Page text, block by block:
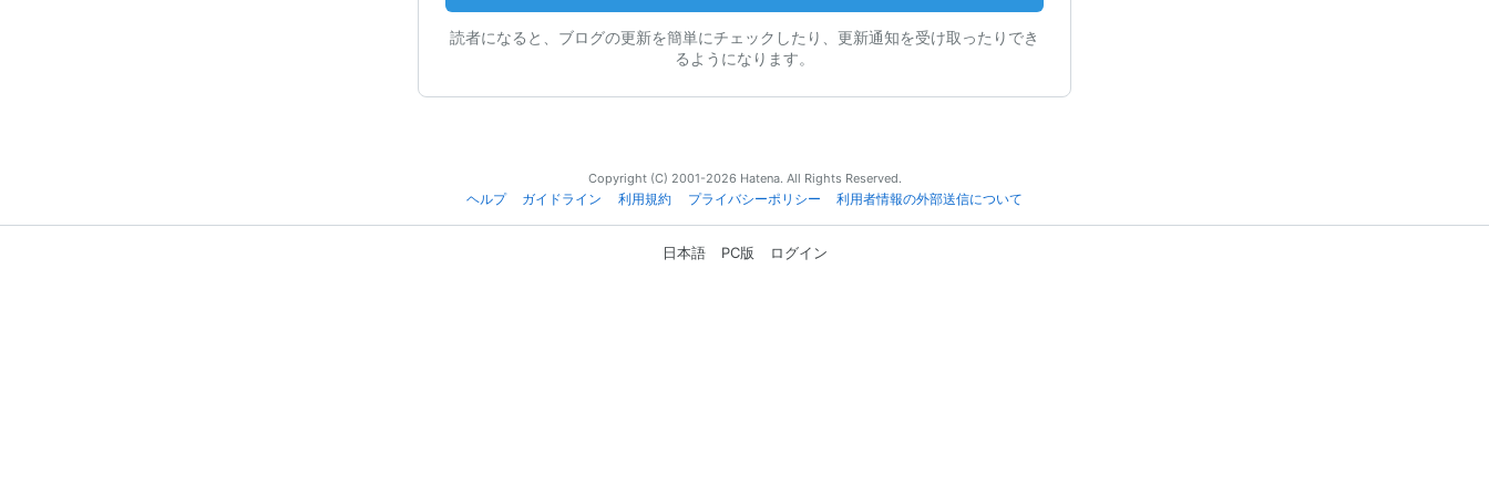
読者になると、ブログの更新を簡単にチェックしたり、更新通知を受け取ったりでき
るようになります。
Copyright (C) 2001-2026 Hatena. All Rights Reserved.
ヘルプ
ガイドライン 利用規約 プライバシーポリシー 利用者情報の外部送信について
日本語 PC版 ログイン